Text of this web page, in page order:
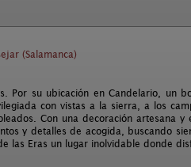
(Salamanca)
Por su ubicación en Candelario, un
con vistas a la sierra, a los
Con una decoración artesana y
y detalles de acogida, buscando
las Eras un lugar inolvidable donde